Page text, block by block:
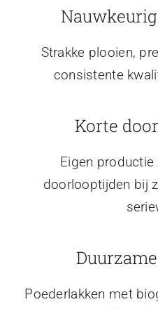
Strakke plooien,
consistente
Korte
Eigen
doorlooptijden bij
Poederlakken met